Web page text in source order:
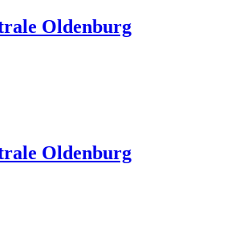
Oldenburg
Oldenburg